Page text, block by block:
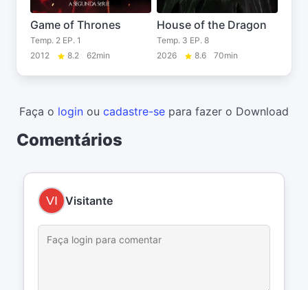
Game of Thrones
Temp. 2 EP. 1
2012
8.2 62min
House of the Dragon
Temp. 3 EP. 8
2026
8.6 70min
Faça o login ou cadastre-se para fazer o Download
Comentários
Visitante